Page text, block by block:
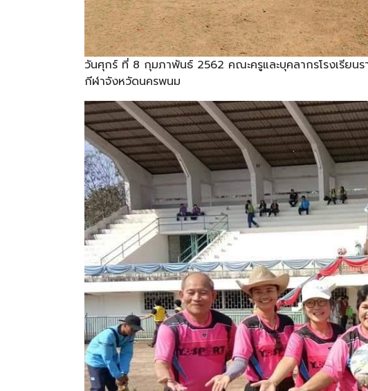
วันศุกร์ ที่ 8 กุมภาพันธ์ 2562 คณะครูและบุคลากรโรงเรีย
กีฬาจังหวัดนครพนม